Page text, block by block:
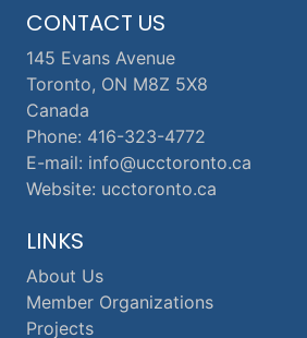
CONTACT US
145 Evans Avenue
Toronto, ON M8Z 5X8
Canada
Phone: 416-323-4772
E-mail: info@ucctoronto.ca
Website: ucctoronto.ca
LINKS
About Us
Member Organizations
Projects